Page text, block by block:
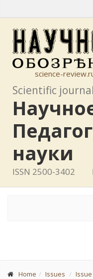
science-
Scientific journal
науки
ISSN 2500-3402
Home Issues